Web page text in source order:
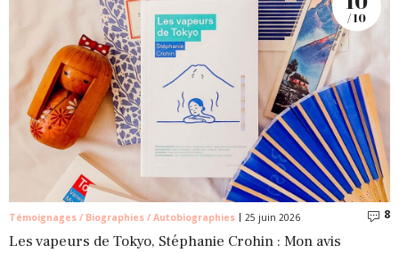
Témoignages / Biographies / Autobiographies 25 juin 2026 8
Les vapeurs de Tokyo, Stéphanie Crohin : Mon avis
/ 10